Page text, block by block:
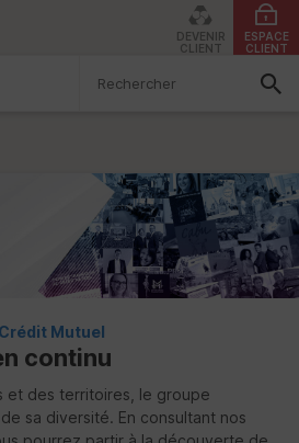
DEVENIR
CLIENT
ESPACE
CLIENT
Mutuel
continu
et des territoires, le groupe
sa diversité. En consultant nos